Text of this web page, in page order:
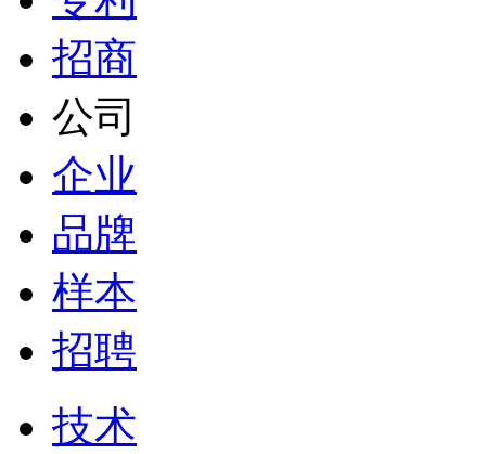
招商
公司
企业
品牌
样本
招聘
技术